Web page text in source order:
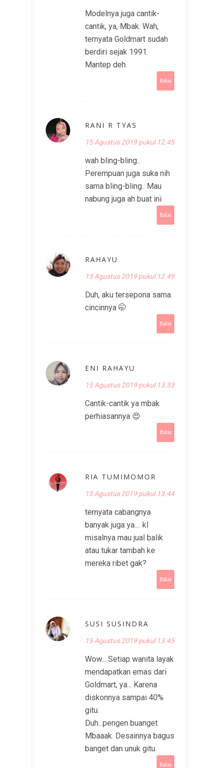
Modelnya juga cantik-
cantik, ya, Mbak. Wah,
ternyata Goldmart sudah
berdiri sejak 1991.
Mantep deh.
Balas
RANI R TYAS
15 Agustus 2019 pukul 12.45
wah bling-bling..
Perempuan juga suka nih
sama bling-bling.. Mau
nabung juga ah buat ini
Balas
RAHAYU
15 Agustus 2019 pukul 12.49
Duh, aku tersepona sama
cincinnya 🤭
Balas
ENI RAHAYU
15 Agustus 2019 pukul 13.33
Cantik-cantik ya mbak
perhiasannya 😍
Balas
RIA TUMIMOMOR
15 Agustus 2019 pukul 13.44
ternyata cabangnya
banyak juga ya.... kl
misalnya mau jual balik
atau tukar tambah ke
mereka ribet gak?
Balas
SUSI SUSINDRA
15 Agustus 2019 pukul 13.45
Wow... Setiap wanita layak
mendapatkan emas dari
Goldmart, ya... Karena
diskonnya sampai 40%
gitu.
Duh...pengen buanget
Mbaaak. Desainnya bagus
banget dan unuk gitu.
Balas